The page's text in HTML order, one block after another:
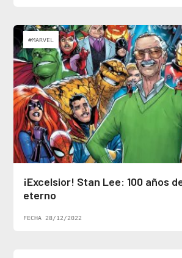
#MARVEL
¡Excelsior! Stan Lee: 100 años
eterno
FECHA 28/12/2022